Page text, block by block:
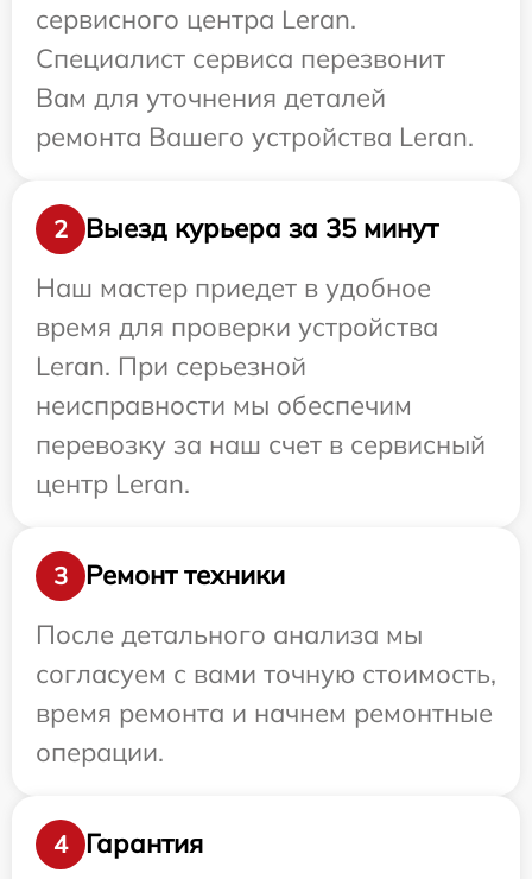
сервисного центра Leran.
Специалист сервиса перезвонит
Вам для уточнения деталей
ремонта Вашего устройства Leran.
2
Выезд курьера за 35 минут
Наш мастер приедет в удобное
время для проверки устройства
Leran. При серьезной
неисправности мы обеспечим
перевозку за наш счет в сервисный
центр Leran.
3
Ремонт техники
После детального анализа мы
согласуем с вами точную стоимость,
время ремонта и начнем ремонтные
операции.
4
Гарантия